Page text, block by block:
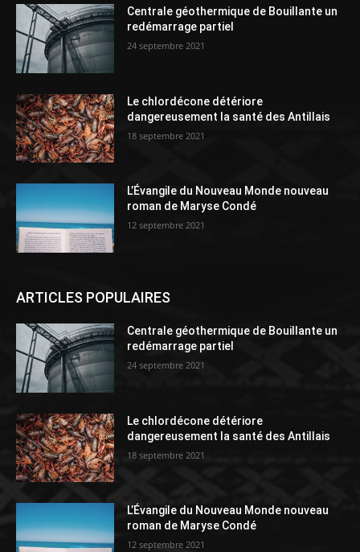
Centrale géothermique de Bouillante un
redémarrage partiel
24 septembre 2021
Le chlordécone détériore
dangereusement la santé des Antillais
18 septembre 2021
L’Évangile du Nouveau Monde nouveau
roman de Maryse Condé
12 septembre 2021
ARTICLES POPULAIRES
Centrale géothermique de Bouillante un
redémarrage partiel
24 septembre 2021
Le chlordécone détériore
dangereusement la santé des Antillais
18 septembre 2021
L’Évangile du Nouveau Monde nouveau
roman de Maryse Condé
12 septembre 2021